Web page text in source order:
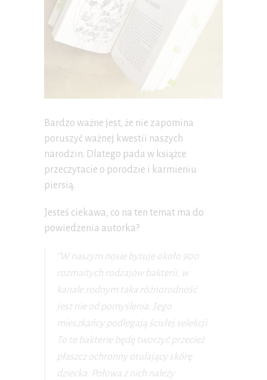
Bardzo ważne jest, że nie zapomina
poruszyć ważnej kwestii naszych
narodzin. Dlatego pada w książce
przeczytacie o porodzie i karmieniu
piersią.
Jesteś ciekawa, co na ten temat ma do
powiedzenia autorka?
“W naszym nosie bytuje około 900
rozmaitych rodzajów bakterii, w
kanale rodnym taka różnorodność
jest nie od pomyślenia. Jego
mieszkańcy podlegają ścisłej selekcji.
To te bakterie będę tworzyć przecież
płaszcz ochronny otulający skórę
dziecka. Połowa z nich należy